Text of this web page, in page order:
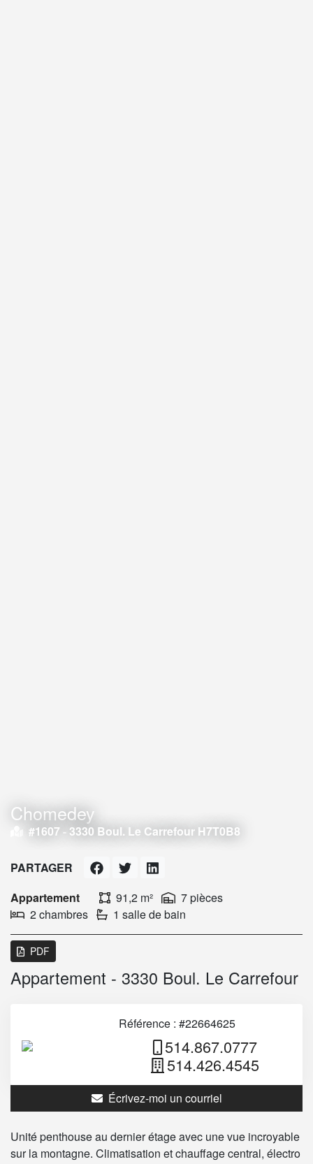
Chomedey
#1607 - 3330 Boul. Le Carrefour H7T0B8
Appartement 91,2 m²
7 pièces
2 chambres
1 salle de bain
PARTAGER
PDF
Appartement - 3330 Boul. Le Carrefour
Référence : #22664625
514.867.0777
514.426.4545
Écrivez-moi un courriel
Unité penthouse au dernier étage avec une vue incroyable
sur la montagne. Climatisation et chauffage central, électro